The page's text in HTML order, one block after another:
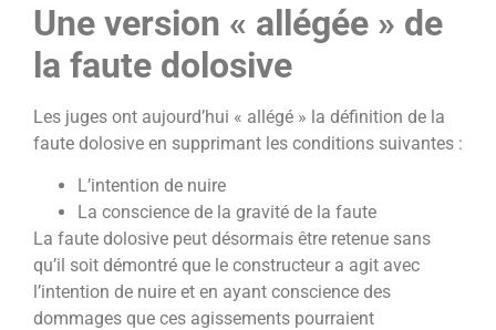
Une version « allégée » de
la faute dolosive
Les juges ont aujourd’hui « allégé » la définition de la
faute dolosive en supprimant les conditions suivantes :
L’intention de nuire
La conscience de la gravité de la faute
La faute dolosive peut désormais être retenue sans
qu’il soit démontré que le constructeur a agit avec
l’intention de nuire et en ayant conscience des
dommages que ces agissements pourraient